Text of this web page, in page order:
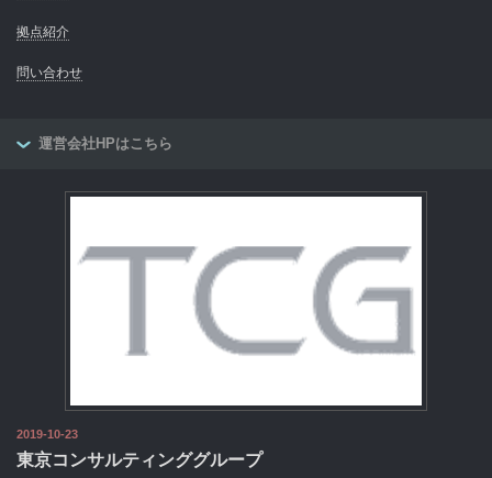
拠点紹介
問い合わせ
運営会社HPはこちら
2019-10-23
東京コンサルティンググループ